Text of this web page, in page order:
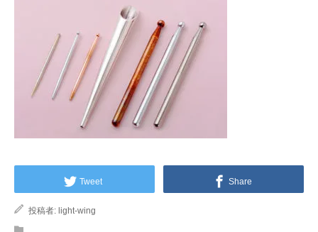
Tweet Share
投稿者: light-wing
アクセス
最新情報